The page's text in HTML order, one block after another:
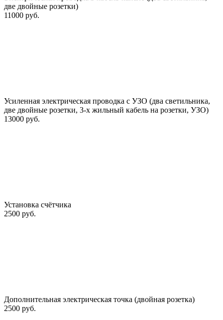
две двойные розетки)
11000 руб.
Усиленная электрическая проводка с УЗО (два светильника,
две двойные розетки, 3-х жильный кабель на розетки, УЗО)
13000 руб.
Установка счётчика
2500 руб.
Дополнительная электрическая точка (двойная розетка)
2500 руб.